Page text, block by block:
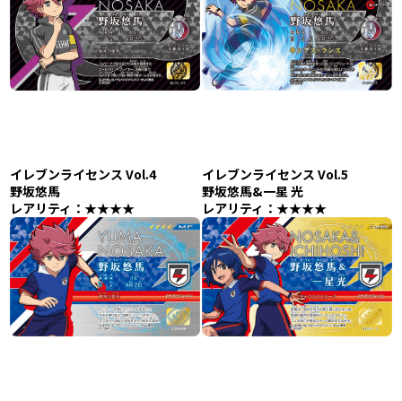
イレブンライセンス Vol.4
野坂悠馬
レアリティ：★★★★
イレブンライセンス Vol.5
野坂悠馬&一星 光
レアリティ：★★★★